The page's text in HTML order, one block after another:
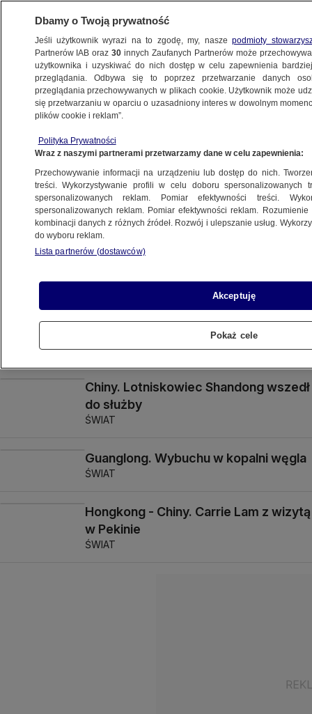
CHINY
Wielka Brytania wzywa Chiny
do respektowania autonomii
Hongkongu
ŚWIAT
Chiny. Xi Jinping w Makau:
nie pozwolimy na ingerencję obcych
sił
Nagroda im. Sacharowa odebrana
ŚWIAT
Chiny. Lotniskowiec Shandong wszedł
do służby
ŚWIAT
Guanglong. Wybuchu w kopalni węgla
ŚWIAT
Hongkong - Chiny. Carrie Lam z wizytą
w Pekinie
ŚWIAT
Dbamy o Twoją prywatność
Jeśli użytkownik wyrazi na to zgodę, my, naszepodmioty
Partnerów IAB oraz30 innych Zaufanych Partnerów może
użytkownika i uzyskiwać do nich dostęp w celu zapewnienia
przeglądania. Odbywa się to poprzez przetwarzanie danych
przeglądania przechowywanych w plikach cookie. Użytkownik może
się przetwarzaniu w oparciu o uzasadniony interes w dowolnym
plików cookie i reklam”.
Polityka Prywatności
Wraz z naszymi partnerami przetwarzamy dane w celu zapewnienia:
Przechowywanie informacji na urządzeniu lub dostęp do nich.
treści. Wykorzystywanie profili w celu doboru spersonalizowanych
spersonalizowanych reklam. Pomiar efektywności treści.
spersonalizowanych reklam. Pomiar efektywności reklam.
kombinacji danych z różnych źródeł. Rozwój i ulepszanie usług.
do wyboru reklam.
Lista partnerów (dostawców)
Akceptuję
Pokaż cele